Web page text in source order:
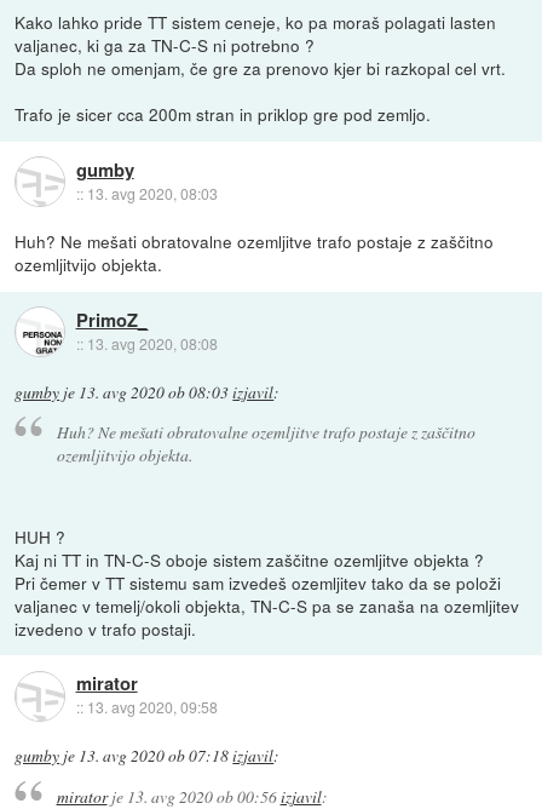
Kako lahko pride TT sistem ceneje, ko pa moraš polagati lasten
valjanec, ki ga za TN-C-S ni potrebno ?
Da sploh ne omenjam, če gre za prenovo kjer bi razkopal cel vrt.
Trafo je sicer cca 200m stran in priklop gre pod zemljo.
gumby
:: 13. avg 2020, 08:03
Huh? Ne mešati obratovalne ozemljitve trafo postaje z zaščitno
ozemljitvijo objekta.
PrimoZ_
:: 13. avg 2020, 08:08
gumby je 13. avg 2020 ob 08:03izjavil:
Huh? Ne mešati obratovalne ozemljitve trafo postaje z zaščitno
ozemljitvijo objekta.
HUH ?
Kaj ni TT in TN-C-S oboje sistem zaščitne ozemljitve objekta ?
Pri čemer v TT sistemu sam izvedeš ozemljitev tako da se položi
valjanec v temelj/okoli objekta, TN-C-S pa se zanaša na ozemljitev
izvedeno v trafo postaji.
mirator
:: 13. avg 2020, 09:58
gumby je 13. avg 2020 ob 07:18izjavil:
miratorje 13. avg 2020 ob 00:56izjavil: